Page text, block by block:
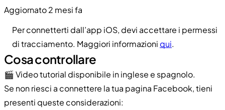
Aggiornato 2 mesi fa
Per connetterti dall’app iOS, devi accettare i permessi
di tracciamento. Maggiori informazioni qui.
Cosa controllare
🎬 Video tutorial disponibile in inglese e spagnolo.
Se non riesci a connettere la tua pagina Facebook, tieni
presenti queste considerazioni: